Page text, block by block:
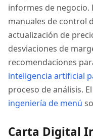
informes de negocio.
manuales de control
actualización de
desviaciones de
recomendaciones
inteligencia artificial
proceso de análisis. El
ingeniería de menú
Carta Digital